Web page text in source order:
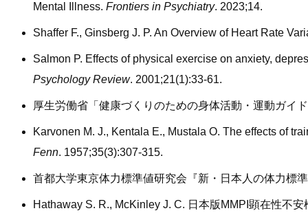
Mental Illness. Frontiers in Psychiatry. 2023;14.
Shaffer F., Ginsberg J. P. An Overview of Heart Rate
Salmon P. Effects of physical exercise on anxiety,
Psychology Review. 2001;21(1):33-61.
厚生労働省「健康づくりのための身体活動・運動ガイ
Karvonen M. J., Kentala E., Mustala O. The effects of
Fenn. 1957;35(3):307-315.
首都大学東京体力標準値研究会『新・日本人の体力標
Hathaway S. R., McKinley J. C. 日本版MMPI顕在性不安